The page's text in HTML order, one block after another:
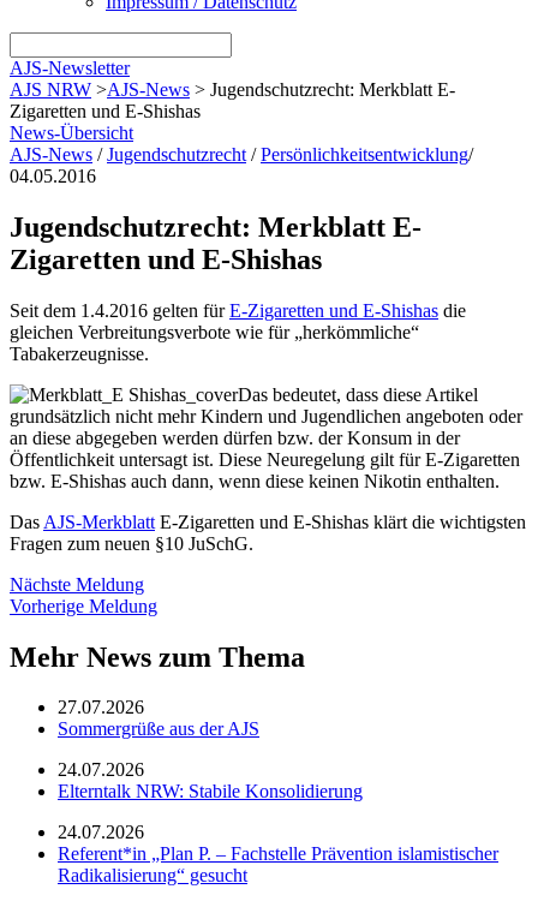
AJS-Newsletter
AJS NRW >AJS-News > Jugendschutzrecht: Merkblatt E-
Zigaretten und E-Shishas
News-Übersicht
AJS-News /Jugendschutzrecht /Persönlichkeitsentwicklung/
04.05.2016
Jugendschutzrecht: Merkblatt E-
Zigaretten und E-Shishas
Seit dem 1.4.2016 gelten fürE-Zigaretten und E-Shishas die
gleichen Verbreitungsverbote wie für „herkömmliche“
Tabakerzeugnisse.
Das bedeutet, dass diese Artikel
grundsätzlich nicht mehr Kindern und Jugendlichen angeboten oder
an diese abgegeben werden dürfen bzw. der Konsum in der
Öffentlichkeit untersagt ist. Diese Neuregelung gilt für E-Zigaretten
bzw. E-Shishas auch dann, wenn diese keinen Nikotin enthalten.
Das AJS-Merkblatt E-Zigaretten und E-Shishas klärt die wichtigsten
Fragen zum neuen §10 JuSchG.
Nächste Meldung
Vorherige Meldung
Mehr News zum Thema
27.07.2026
Sommergrüße aus der AJS
24.07.2026
Elterntalk NRW: Stabile Konsolidierung
24.07.2026
Referent*in „Plan P. – Fachstelle Prävention islamistischer
Radikalisierung“ gesucht